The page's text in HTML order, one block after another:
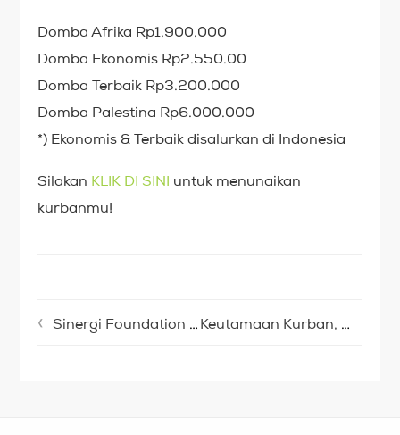
Domba Afrika Rp1.900.000
Domba Ekonomis Rp2.550.00
Domba Terbaik Rp3.200.000
Domba Palestina Rp6.000.000
*) Ekonomis & Terbaik disalurkan di Indonesia
Silakan KLIK DI SINI untuk menunaikan
kurbanmu!
Sinergi Foundation Alirkan Wakaf Air di FMP Keutamaan Kurban, Muslim Wajib Tahu